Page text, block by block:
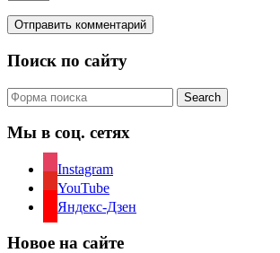
Поиск по сайту
Search
Мы в соц. сетях
Instagram
YouTube
Яндекс-Дзен
Новое на сайте